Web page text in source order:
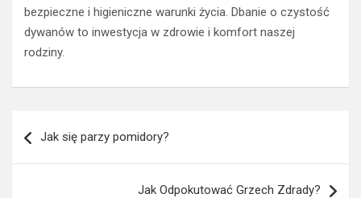
bezpieczne i higieniczne warunki życia. Dbanie o czystość
dywanów to inwestycja w zdrowie i komfort naszej
rodziny.
wpisu
Jak się parzy pomidory?
Jak Odpokutować Grzech Zdrady?